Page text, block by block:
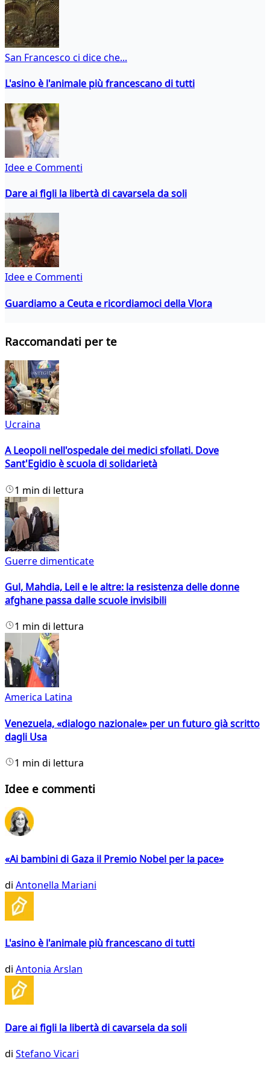
San Francesco ci dice che...
L'asino è l'animale più francescano di tutti
Idee e Commenti
Dare ai figli la libertà di cavarsela da soli
Idee e Commenti
Guardiamo a Ceuta e ricordiamoci della Vlora
Raccomandati per te
Ucraina
A Leopoli nell'ospedale dei medici sfollati. Dove
Sant'Egidio è scuola di solidarietà
1 min di lettura
Guerre dimenticate
Gul, Mahdia, Leil e le altre: la resistenza delle donne
afghane passa dalle scuole invisibili
1 min di lettura
America Latina
Venezuela, «dialogo nazionale» per un futuro già scritto
dagli Usa
1 min di lettura
Idee e commenti
«Ai bambini di Gaza il Premio Nobel per la pace»
di Antonella Mariani
L'asino è l'animale più francescano di tutti
di Antonia Arslan
Dare ai figli la libertà di cavarsela da soli
di Stefano Vicari